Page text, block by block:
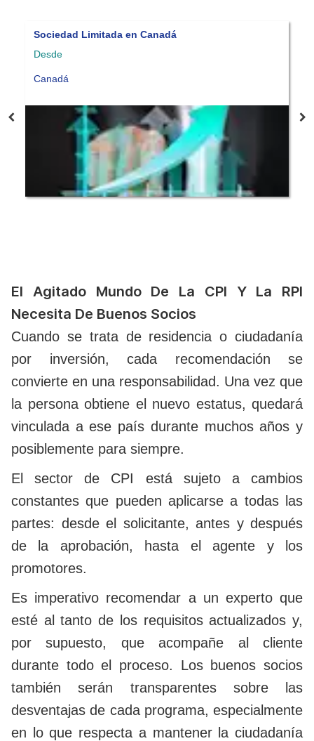
Compañía en Chipre
Desde
Chipre
El Agitado Mundo De La CPI Y La RPI
Necesita De Buenos Socios
Cuando se trata de residencia o ciudadanía
por inversión, cada recomendación se
convierte en una responsabilidad. Una vez que
la persona obtiene el nuevo estatus, quedará
vinculada a ese país durante muchos años y
posiblemente para siempre.
El sector de CPI está sujeto a cambios
constantes que pueden aplicarse a todas las
partes: desde el solicitante, antes y después
de la aprobación, hasta el agente y los
promotores.
Es imperativo recomendar a un experto que
esté al tanto de los requisitos actualizados y,
por supuesto, que acompañe al cliente
durante todo el proceso. Los buenos socios
también serán transparentes sobre las
desventajas de cada programa, especialmente
en lo que respecta a mantener la ciudadanía